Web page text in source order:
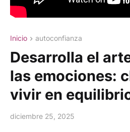
Inicio autoconfianza
Desarrolla el
las emociones:
vivir en
diciembre 25, 2025